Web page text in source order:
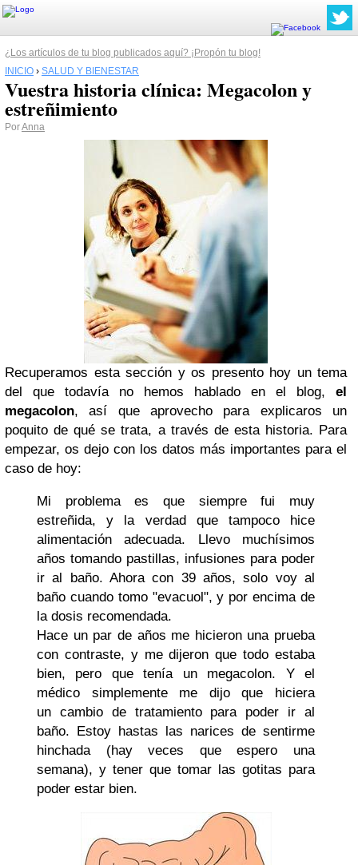
¿Los artículos de tu blog publicados aquí? ¡Propón tu blog!
INICIO › SALUD Y BIENESTAR
Vuestra historia clínica: Megacolon y
estreñimiento
PorAnna
Recuperamos esta sección y os presento hoy un tema
del que todavía no hemos hablado en el blog, el
megacolon, así que aprovecho para explicaros un
poquito de qué se trata, a través de esta historia. Para
empezar, os dejo con los datos más importantes para el
caso de hoy:
Mi problema es que siempre fui muy
estreñida, y la verdad que tampoco hice
alimentación adecuada. Llevo muchísimos
años tomando pastillas, infusiones para poder
ir al baño. Ahora con 39 años, solo voy al
baño cuando tomo "evacuol", y por encima de
la dosis recomendada.
Hace un par de años me hicieron una prueba
con contraste, y me dijeron que todo estaba
bien, pero que tenía un megacolon. Y el
médico simplemente me dijo que hiciera
un cambio de tratamiento para poder ir al
baño. Estoy hastas las narices de sentirme
hinchada (hay veces que espero una
semana), y tener que tomar las gotitas para
poder estar bien.